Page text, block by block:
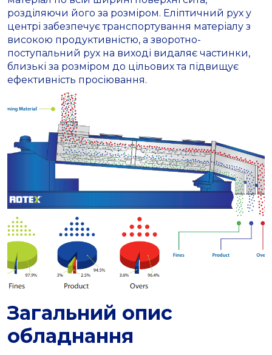
розділяючи його за розміром. Еліптичний рух у
центрі забезпечує транспортування матеріалу з
високою продуктивністю, а зворотно-
поступальний рух на виході видаляє частинки,
близькі за розміром до цільових та підвищує
ефективність просіювання.
Загальний опис
обладнання